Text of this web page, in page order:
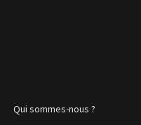
Qui sommes-nous ?